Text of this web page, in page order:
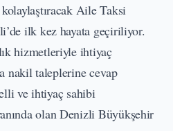
kolaylaştıracak Aile Taksi
ilk kez hayata geçiriliyor.
hizmetleriyle ihtiyaç
nakil taleplerine cevap
ve ihtiyaç sahibi
olan Denizli Büyükşehir